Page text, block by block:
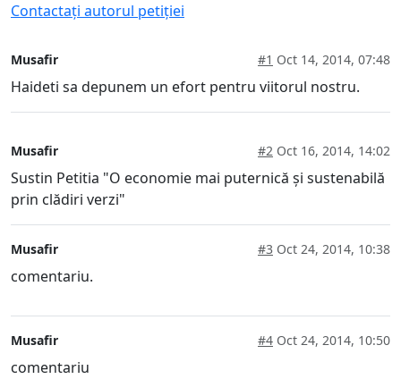
Contactați autorul petiției
Musafir #1 Oct 14, 2014, 07:48
Haideti sa depunem un efort pentru viitorul nostru.
Musafir #2 Oct 16, 2014, 14:02
Sustin Petitia "O economie mai puternică și sustenabilă
prin clădiri verzi"
Musafir #3 Oct 24, 2014, 10:38
comentariu.
Musafir #4 Oct 24, 2014, 10:50
comentariu